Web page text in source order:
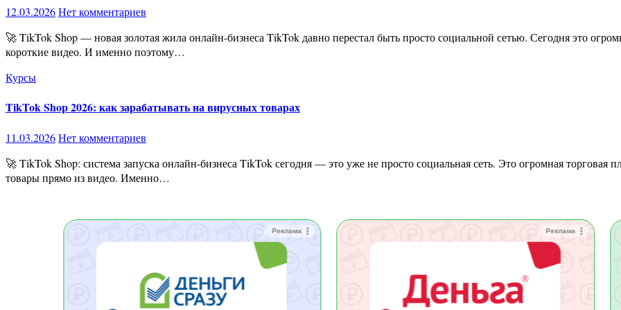
12.03.2026Нет комментариев
🚀 TikTok Shop — новая золотая жила онлайн-бизнеса TikTok давно перестал быть просто социальной сетью. Сегодня это огромная торговая площадка, где товары продаются прямо через
короткие видео. И именно поэтому…
Курсы
TikTok Shop 2026: как зарабатывать на вирусных товарах
11.03.2026Нет комментариев
🚀 TikTok Shop: система запуска онлайн-бизнеса TikTok сегодня — это уже не просто социальная сеть. Это огромная торговая площадка, где миллионы пользователей каждый день покупают
товары прямо из видео. Именно…
Реклама Реклама